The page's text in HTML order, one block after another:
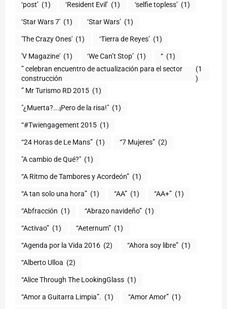
‘post’ (1) ‘Resident Evil’ (1) ‘selfie topless’ (1)
‘Star Wars 7′ (1) ‘Star Wars’ (1)
'The Crazy Ones' (1) ‘Tierra de Reyes’ (1)
'V Magazine' (1) ‘We Can’t Stop’ (1) “ (1)
” celebran encuentro de actualización para el sector
construcción
(1
)
” Mr Turismo RD 2015 (1)
"¿Muerta?...¡Pero de la risa!" (1)
“#Twiengagement 2015 (1)
“24 Horas de Le Mans” (1) “7 Mujeres” (2)
(1)
“A Ritmo de Tambores y Acordeón” (1)
“A tan solo una hora” (1) “AA” (1) “AA+” (1)
“Abfracción (1) “Abrazo navideño” (1)
“Activao” (1) “Aeternum” (1)
“Agenda por la Vida 2016 (2) “Ahora soy libre” (1)
“Alberto Ulloa (2)
“Alice Through The LookingGlass (1)
“Amor a Guitarra Limpia”. (1) “Amor Amor” (1)